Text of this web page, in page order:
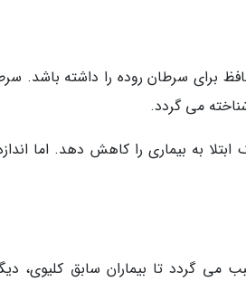
برای سرطان روده را داشته باشد.
می گردد.
که نوشیدن آب می تواند از 30 تا 60% از ریسک ابتلا به بیماری را کاهش دهد. اما
می گردد تا بیماران سابق کلیوی،